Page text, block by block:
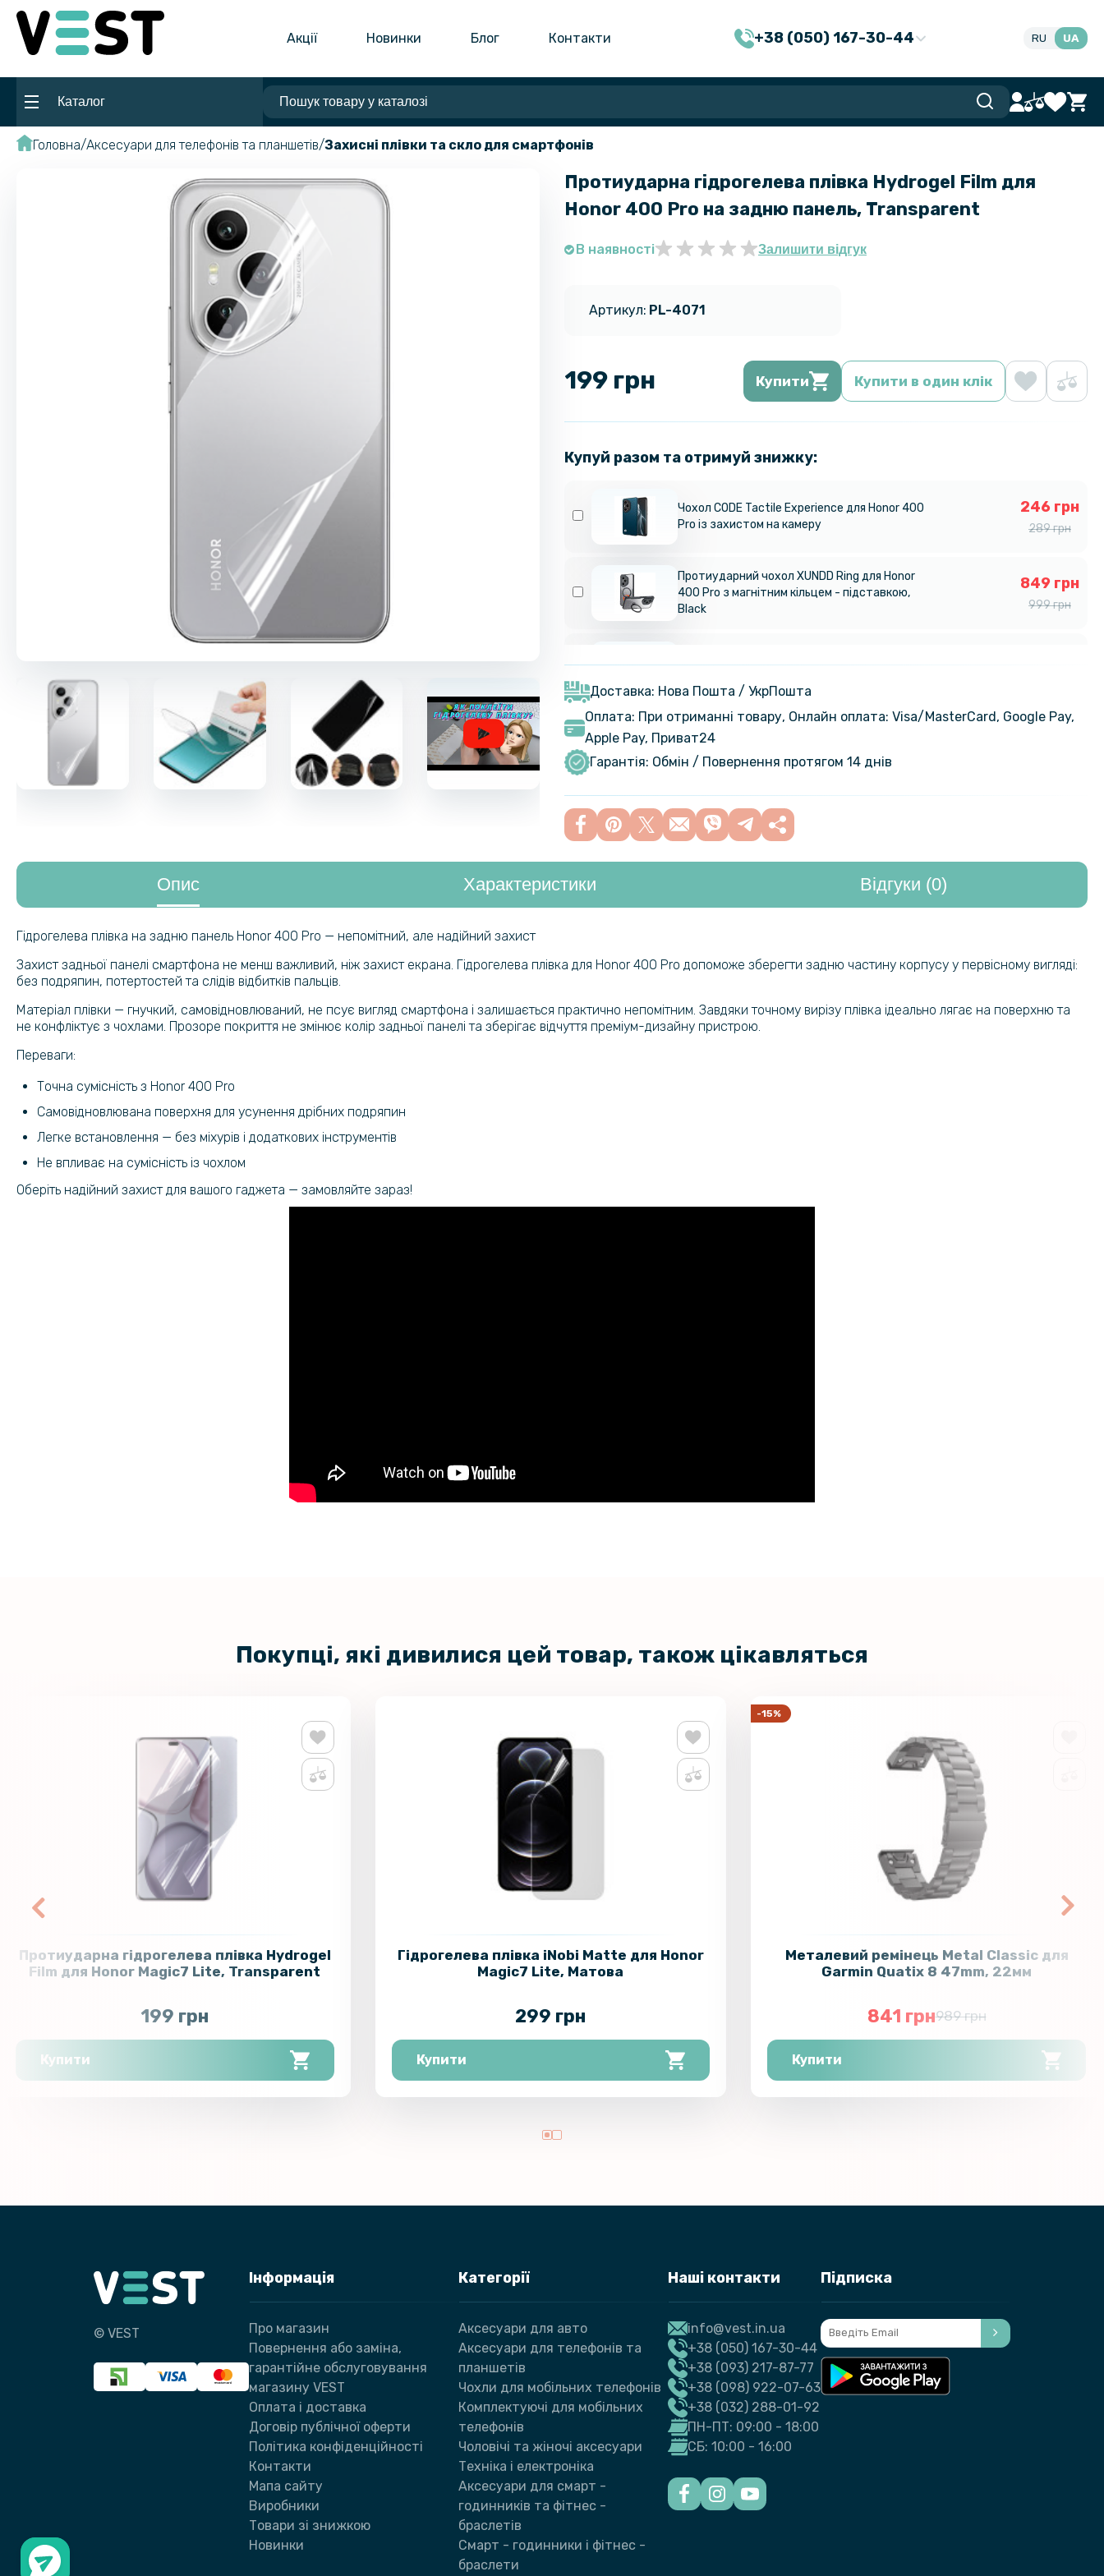
Акції Новинки Блог Контакти +38 (050) 167-30-44 RU UA
Каталог
Головна Аксесуари для телефонів та планшетів Захисні плівки та скло для смартфонів
Протиударна гідрогелева плівка Hydrogel Film для
Honor 400 Pro​ на задню панель, Transparent
В наявності Залишити відгук
Артикул: PL-4071
199 грн Купити Купити в один клік
Купуй разом та отримуй знижку:
Чохол CODE Tactile Experience для Honor 400
Pro із захистом на камеру
246 грн
289 грн
Протиударний чохол XUNDD Ring для Honor
400 Pro з магнітним кільцем - підставкою,
Black
849 грн
999 грн
400 Pro China із металевою рамкою на
камеру
Захисне скло з рамкою CD Pattern для Honor
400 Pro на задню камеру
Захисна рамка зі склом на задню камеру
Tempered Glass для Honor 400 Pro, Black
169 грн
Доставка: Нова Пошта / УкрПошта
Оплата: При отриманні товару, Онлайн оплата: Visa/MasterСard, Google Pay,
Apple Pay, Приват24
Гарантія: Обмін / Повернення протягом 14 днів
Опис Характеристики Відгуки (0)
Гідрогелева плівка на задню панель Honor 400 Pro — непомітний, але надійний захист
Захист задньої панелі смартфона не менш важливий, ніж захист екрана. Гідрогелева плівка для Honor 400 Pro допоможе зберегти задню частину корпусу у первісному вигляді:
без подряпин, потертостей та слідів відбитків пальців.
Матеріал плівки — гнучкий, самовідновлюваний, не псує вигляд смартфона і залишається практично непомітним. Завдяки точному вирізу плівка ідеально лягає на поверхню та
не конфліктує з чохлами. Прозоре покриття не змінює колір задньої панелі та зберігає відчуття преміум-дизайну пристрою.
Переваги:
Точна сумісність з Honor 400 Pro
Самовідновлювана поверхня для усунення дрібних подряпин
Легке встановлення — без міхурів і додаткових інструментів
Не впливає на сумісність із чохлом
Оберіть надійний захист для вашого гаджета — замовляйте зараз!
Покупці, які дивилися цей товар, також цікавляться
Протиударна гідрогелева плівка Hydrogel
Film для Honor Magic7 Lite, Transparent
199 грн
Купити
Гідрогелева плівка iNobi Matte для Honor
Magic7 Lite, Матова
299 грн
Купити
-15%
Металевий ремінець Metal Classic для
Garmin Quatix 8 47mm, 22мм
841 грн989 грн
Купити
© VEST
Інформація
Про магазин
Повернення або заміна,
гарантійне обслуговування
магазину VEST
Оплата і доставка
Договір публічної оферти
Політика конфіденційності
Контакти
Мапа сайту
Виробники
Товари зі знижкою
Новинки
Категорії
Аксесуари для авто
Аксесуари для телефонів та
планшетів
Чохли для мобільних телефонів
Комплектуючі для мобільних
телефонів
Чоловічі та жіночі аксесуари
Техніка і електроніка
Аксесуари для смарт -
годинників та фітнес -
браслетів
Смарт - годинники і фітнес -
браслети
Наші контакти
info@vest.in.ua
+38 (050) 167-30-44
+38 (093) 217-87-77
+38 (098) 922-07-63
+38 (032) 288-01-92
ПН-ПТ: 09:00 - 18:00
СБ: 10:00 - 16:00
Підписка